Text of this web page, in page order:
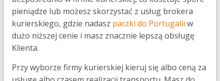
pieniądze lub możesz skorzystać z usług brokera
kurierskiego, gdzie nadasz paczki do Portugalii w
dużo niższej cenie i masz znacznie lepszą obsługę
Klienta.
Przy wyborze firmy kurierskiej kieruj się albo ceną za